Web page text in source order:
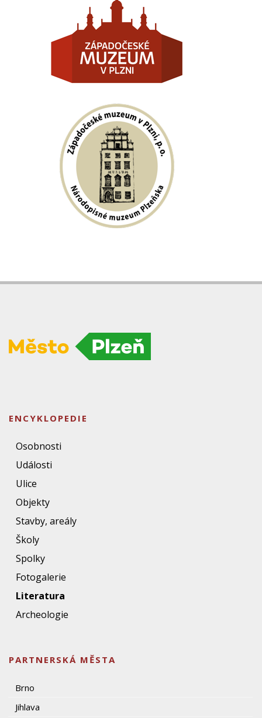
ENCYKLOPEDIE
Osobnosti
Události
Ulice
Objekty
Stavby, areály
Školy
Spolky
Fotogalerie
Literatura
Archeologie
PARTNERSKÁ MĚSTA
Brno
Jihlava